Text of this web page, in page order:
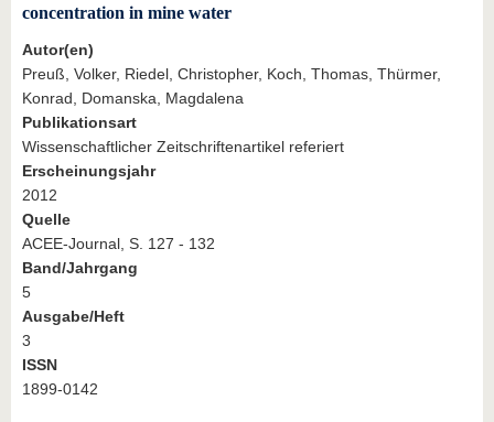
concentration in mine water
Autor(en)
Preuß, Volker, Riedel, Christopher, Koch, Thomas, Thürmer,
Konrad, Domanska, Magdalena
Publikationsart
Wissenschaftlicher Zeitschriftenartikel referiert
Erscheinungsjahr
2012
Quelle
ACEE-Journal, S. 127 - 132
Band/Jahrgang
5
Ausgabe/Heft
3
ISSN
1899-0142